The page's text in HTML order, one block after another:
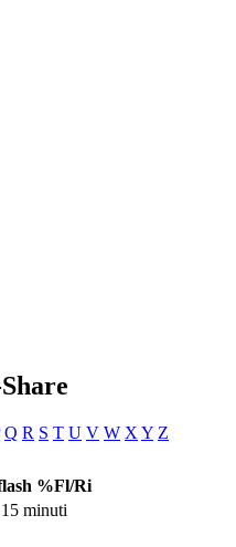
Q R S T U V W X Y Z
%Fl/Ri
minuti